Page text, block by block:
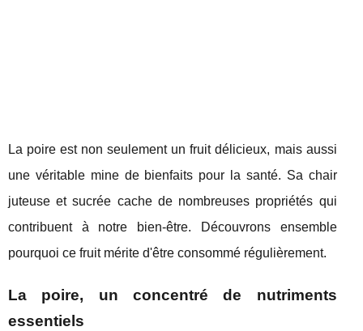
La poire est non seulement un fruit délicieux, mais aussi
une véritable mine de bienfaits pour la santé. Sa chair
juteuse et sucrée cache de nombreuses propriétés qui
contribuent à notre bien-être. Découvrons ensemble
pourquoi ce fruit mérite d'être consommé régulièrement.
La poire, un concentré de nutriments
essentiels